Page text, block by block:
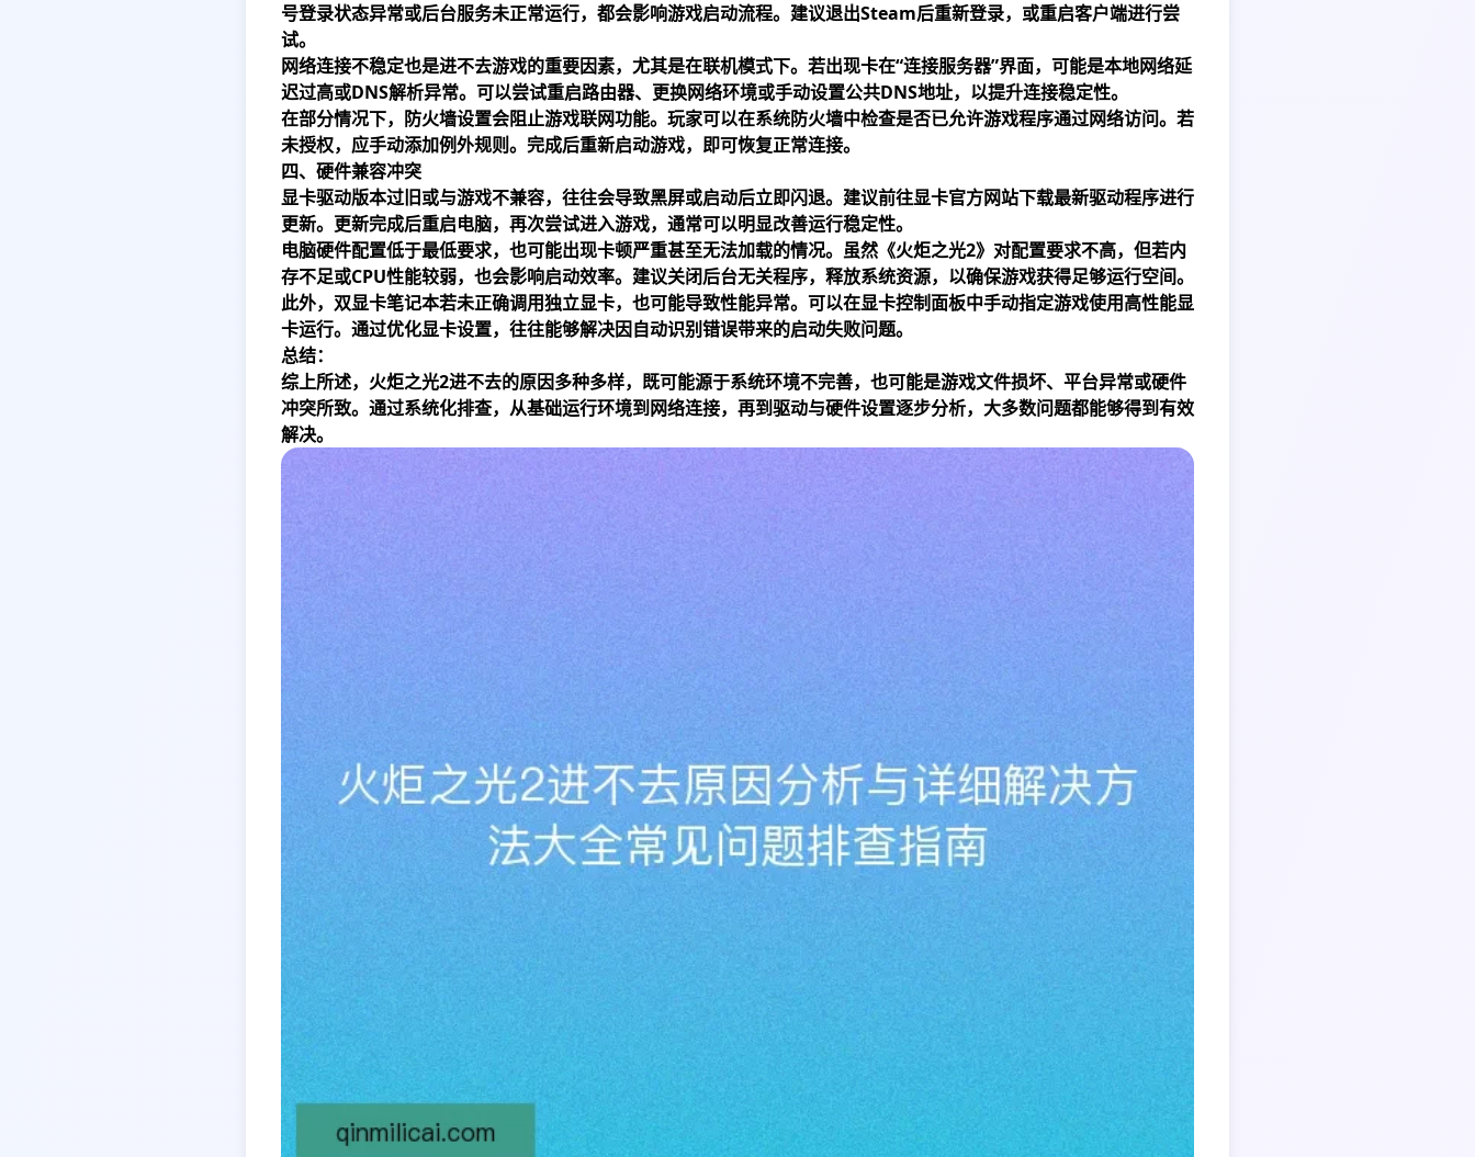
号登录状态异常或后台服务未正常运行，都会影响游戏启动流程。建议退出Steam后重新登录，或重启客户端进行尝
试。
网络连接不稳定也是进不去游戏的重要因素，尤其是在联机模式下。若出现卡在“连接服务器”界面，可能是本地网络延
迟过高或DNS解析异常。可以尝试重启路由器、更换网络环境或手动设置公共DNS地址，以提升连接稳定性。
在部分情况下，防火墙设置会阻止游戏联网功能。玩家可以在系统防火墙中检查是否已允许游戏程序通过网络访问。若
未授权，应手动添加例外规则。完成后重新启动游戏，即可恢复正常连接。
四、硬件兼容冲突
显卡驱动版本过旧或与游戏不兼容，往往会导致黑屏或启动后立即闪退。建议前往显卡官方网站下载最新驱动程序进行
更新。更新完成后重启电脑，再次尝试进入游戏，通常可以明显改善运行稳定性。
电脑硬件配置低于最低要求，也可能出现卡顿严重甚至无法加载的情况。虽然《火炬之光2》对配置要求不高，但若内
存不足或CPU性能较弱，也会影响启动效率。建议关闭后台无关程序，释放系统资源，以确保游戏获得足够运行空间。
此外，双显卡笔记本若未正确调用独立显卡，也可能导致性能异常。可以在显卡控制面板中手动指定游戏使用高性能显
卡运行。通过优化显卡设置，往往能够解决因自动识别错误带来的启动失败问题。
总结：
综上所述，火炬之光2进不去的原因多种多样，既可能源于系统环境不完善，也可能是游戏文件损坏、平台异常或硬件
冲突所致。通过系统化排查，从基础运行环境到网络连接，再到驱动与硬件设置逐步分析，大多数问题都能够得到有效
解决。